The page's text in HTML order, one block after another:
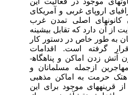
اروپای غربی و آمریکای
اصلی تمدن غرب
از آن دارد که تقابل بیشینه
به طور خاص در دستور کار
گرفته است. اقدامات
خشونت‌آمیزی چون آتش زدن اماکن و پناهگاه­
ازجمله مسلمانان و
حرمت به اماکن مذهبی
از قرینه­های موجود برای این